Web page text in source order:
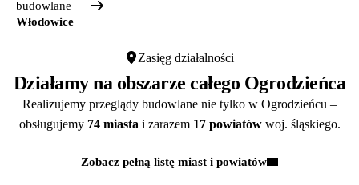
budowlane
Włodowice
Zasięg działalności
Działamy na obszarze całego Ogrodzieńca
Realizujemy przeglądy budowlane nie tylko w Ogrodzieńcu –
obsługujemy 74 miasta i zarazem 17 powiatówwoj. śląskiego.
Zobacz pełną listę miast i powiatów